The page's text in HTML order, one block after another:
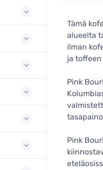
Tämä
alueelta
ilman
ja
Pink
Pink